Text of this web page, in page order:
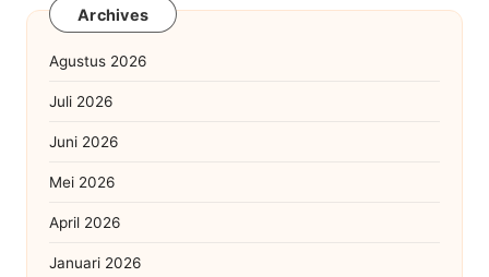
Archives
Agustus 2026
Juli 2026
Juni 2026
Mei 2026
April 2026
Januari 2026